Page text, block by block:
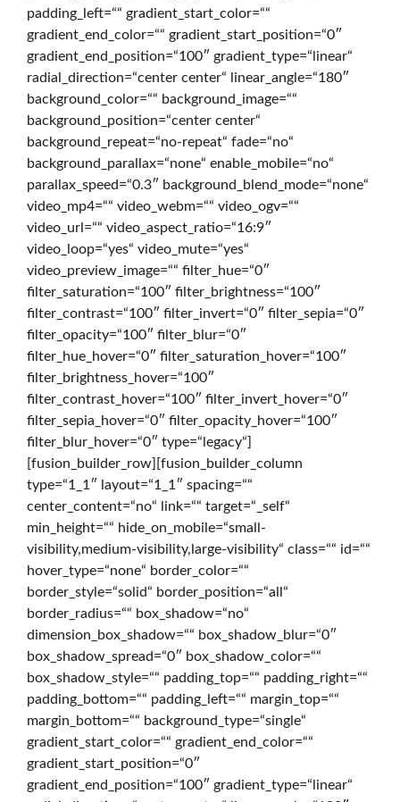
e
d
e
D
padding_left=““ gradient_start_color=““
gradient_end_color=““ gradient_start_position=“0″
gradient_end_position=“100″ gradient_type=“linear“
radial_direction=“center center“ linear_angle=“180″
background_color=““ background_image=““
background_position=“center center“
background_repeat=“no-repeat“ fade=“no“
background_parallax=“none“ enable_mobile=“no“
parallax_speed=“0.3″ background_blend_mode=“none“
video_mp4=““ video_webm=““ video_ogv=““
video_url=““ video_aspect_ratio=“16:9″
video_loop=“yes“ video_mute=“yes“
video_preview_image=““ filter_hue=“0″
filter_saturation=“100″ filter_brightness=“100″
filter_contrast=“100″ filter_invert=“0″ filter_sepia=“0″
filter_opacity=“100″ filter_blur=“0″
filter_hue_hover=“0″ filter_saturation_hover=“100″
filter_brightness_hover=“100″
filter_contrast_hover=“100″ filter_invert_hover=“0″
filter_sepia_hover=“0″ filter_opacity_hover=“100″
filter_blur_hover=“0″ type=“legacy“]
[fusion_builder_row][fusion_builder_column
type=“1_1″ layout=“1_1″ spacing=““
center_content=“no“ link=““ target=“_self“
min_height=““ hide_on_mobile=“small-
visibility,medium-visibility,large-visibility“ class=““ id=““
hover_type=“none“ border_color=““
border_style=“solid“ border_position=“all“
border_radius=““ box_shadow=“no“
dimension_box_shadow=““ box_shadow_blur=“0″
box_shadow_spread=“0″ box_shadow_color=““
box_shadow_style=““ padding_top=““ padding_right=““
padding_bottom=““ padding_left=““ margin_top=““
margin_bottom=““ background_type=“single“
gradient_start_color=““ gradient_end_color=““
gradient_start_position=“0″
gradient_end_position=“100″ gradient_type=“linear“